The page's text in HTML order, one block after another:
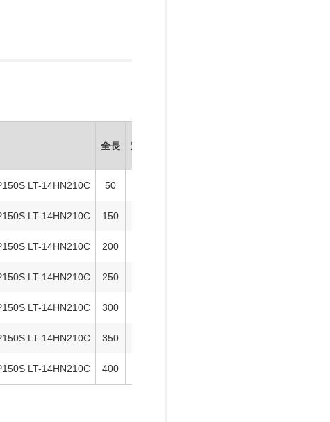
全長 対辺
LT-14HN210C 50
LT-14HN210C 150
LT-14HN210C 200
LT-14HN210C 250
LT-14HN210C 300
LT-14HN210C 350
LT-14HN210C 400